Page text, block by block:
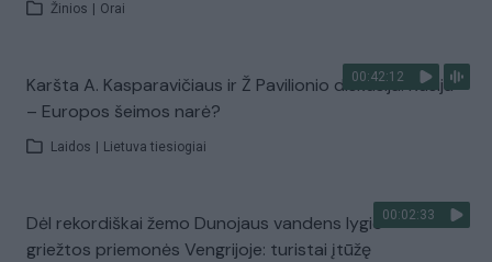
Žinios Orai
00:42:12
Karšta A. Kasparavičiaus ir Ž Pavilionio diskusija: Rusija
– Europos šeimos narė?
Laidos Lietuva tiesiogiai
00:02:33
Dėl rekordiškai žemo Dunojaus vandens lygio –
griežtos priemonės Vengrijoje: turistai įtūžę